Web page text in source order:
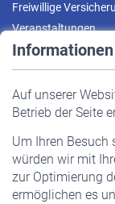
Auf unserer
Betrieb der Seite
Um Ihren
würden wir mit
zur Optimierung
ermöglichen es
Freiwillige
Veranstaltungen
Pflichtversicherung
Staatliche
Veranstaltungen